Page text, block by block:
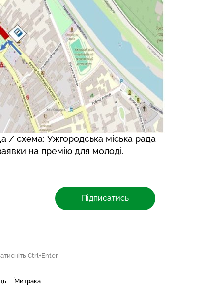
/ схема: Ужгородська міська рада
на премію для молоді.
Підписатись
Ctrl+Enter
Митрака